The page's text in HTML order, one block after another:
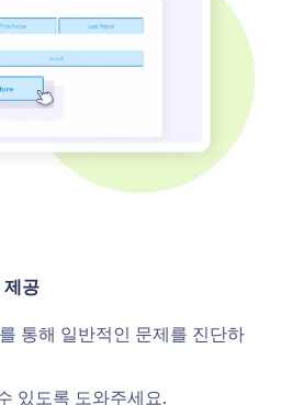
제공
통해 일반적인 문제를 진단하
있도록 도와주세요.